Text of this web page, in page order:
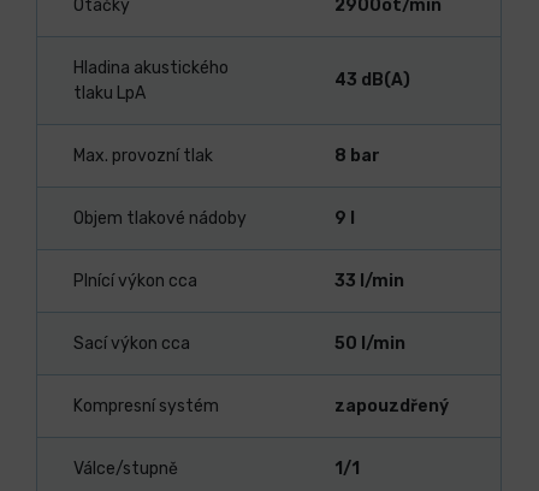
Otáčky 2900ot/min
Hladina akustického
tlaku LpA
43 dB(A)
Max. provozní tlak 8 bar
Objem tlakové nádoby 9 l
Plnící výkon cca 33 l/min
Sací výkon cca 50 l/min
Kompresní systém zapouzdřený
Válce/stupně 1/1